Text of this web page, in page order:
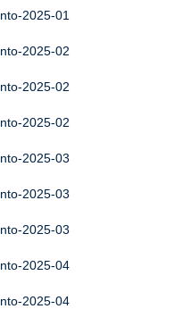
2025-01
2025-02
2025-02
2025-02
2025-03
2025-03
2025-03
2025-04
2025-04